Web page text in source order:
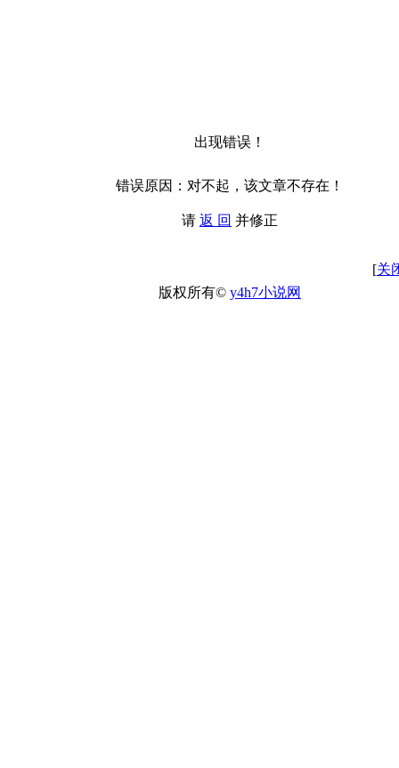
出现错误！
错误原因：对不起，该文章不存在！
请 返 回 并修正
[关
版权所有© y4h7小说网